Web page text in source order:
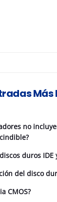
Más
no
duros IDE
del disco
CMOS?